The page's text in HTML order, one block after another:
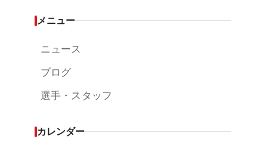
メニュー
ニュース
ブログ
選手・スタッフ
カレンダー